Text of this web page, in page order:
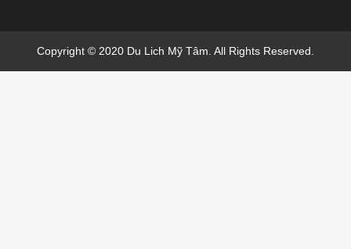
Copyright © 2020 Du Lich Mỹ Tâm. All Rights Reserved.